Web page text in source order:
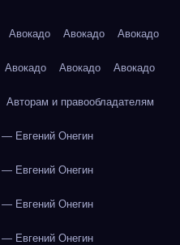
Авокадо Авокадо Авокадо
Авокадо Авокадо Авокадо
Авторам и правообладателям
Евгений Онегин
Евгений Онегин
Евгений Онегин
Евгений Онегин